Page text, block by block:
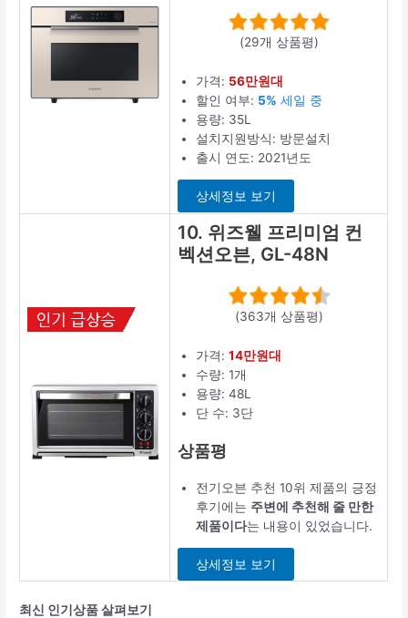
(29개 상품평)
가격: 56만원대
할인 여부: 5% 세일 중
용량: 35L
설치지원방식: 방문설치
출시 연도: 2021년도
상세정보 보기
10. 위즈웰 프리미엄 컨
벡션오븐, GL-48N
(363개 상품평)
가격:14만원대
수량: 1개
용량: 48L
단 수: 3단
상품평
전기오븐 추천 10위 제품의 긍정
후기에는 주변에 추천해 줄 만한
제품이다는 내용이 있었습니다.
상세정보 보기
최신 인기상품 살펴보기